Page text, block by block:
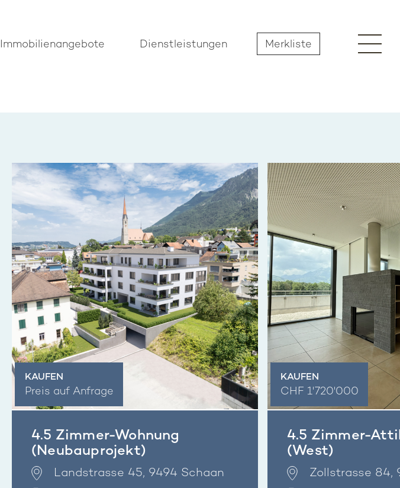
Immobilienangebote Dienstleistungen Merkliste
KAUFEN
Preis auf Anfrage
4.5 Zimmer-Wohnung
(Neubauprojekt)
Landstrasse 45, 9494 Schaan
KAUFEN
CHF 1'720'000
4.5 Zimmer-
(West)
Zollstrasse 84,